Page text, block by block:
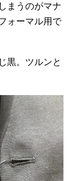
まうのがマナ
ォーマル用で
黒。ツルンと